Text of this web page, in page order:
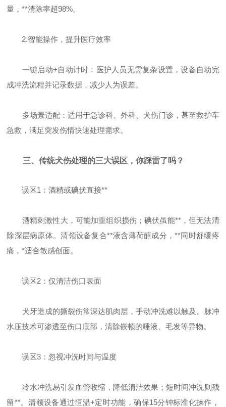
量，**清除率超98%。
2.智能操作，提升医疗效率
一键启动+自动计时：医护人员无需复杂设置，设备自动完
成冲洗流程并记录数据，减少人为误差。
多场景适配：适用于急诊科、外科、犬伤门诊，甚至救护车
急救，满足突发伤情快速处理需求。
三、传统犬伤处理的三大误区，你踩雷了吗？
误区1：酒精或碘伏直接**
酒精刺激性大，可能加重组织损伤；碘伏虽能**，但无法清
除深层病原体。清领设备复合**液含薄荷醇成分，**同时舒缓疼
痛，*适合敏感创面。
误区2：仅清洁伤口表面
犬牙造成的撕裂伤常深达肌肉层，手动冲洗难以触及。脉冲
水压技术可渗透至伤口底部，清除嵌顿的唾液、毛发等异物。
误区3：忽视冲洗时间与温度
冷水冲洗易引发血管收缩，降低清洁效果；短时间冲洗则残
留**。清领设备通过恒温+定时功能，确保15分钟标准化操作，